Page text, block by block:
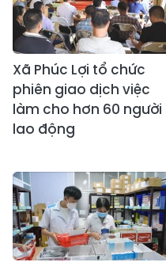
Xã Phúc Lợi tổ chức
phiên giao dịch việc
làm cho hơn 60 người
lao động